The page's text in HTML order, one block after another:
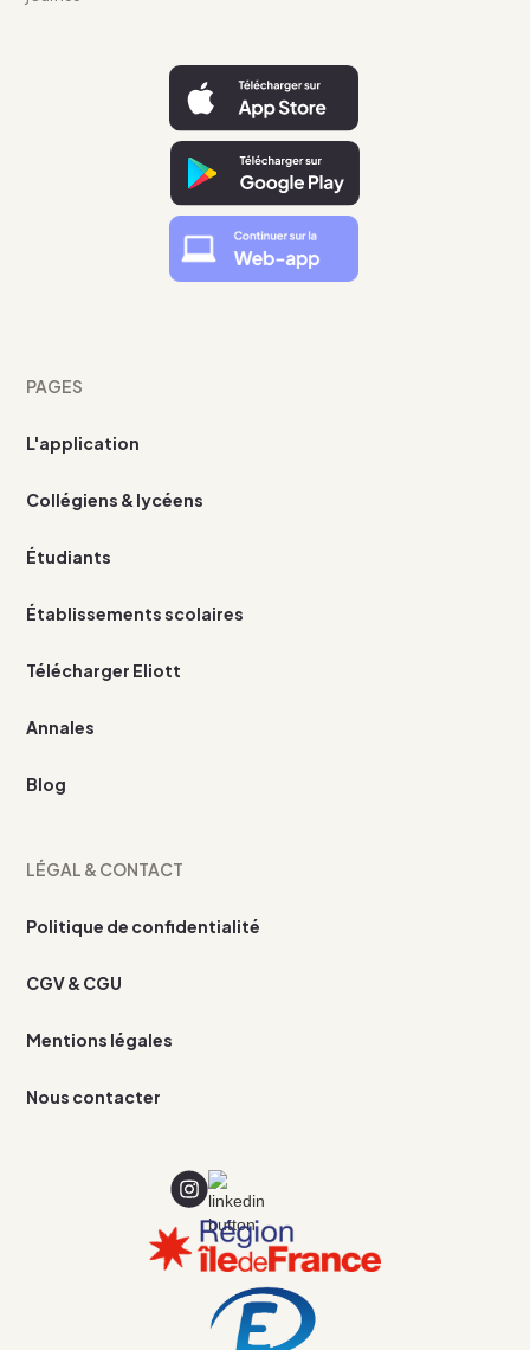
PAGES
L'application
Collégiens & lycéens
Étudiants
Établissements scolaires
Télécharger Eliott
Annales
Blog
LÉGAL & CONTACT
Politique de confidentialité
CGV & CGU
Mentions légales
Nous contacter